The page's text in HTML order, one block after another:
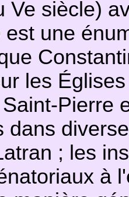
Ve siècle)
est une
les
Pierre
dans
; les
à